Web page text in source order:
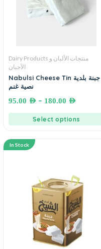
Dairy Products منتجات الألبان و
الأجبان
Nabulsi Cheese Tin جبنة بلدية
نصية غنم
95.00 AED – 180.00 AED
Select options
In Stock